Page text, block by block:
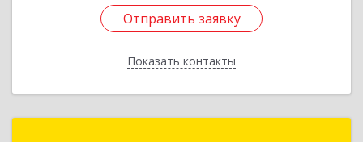
Отправить заявку
Показать контакты
Отправить заявку
Назад